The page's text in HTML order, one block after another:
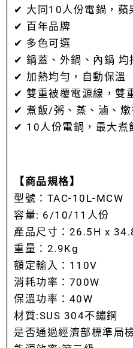
✔ 大同10人份電鍋，蘋
✔ 百年品牌
✔ 多色可選
✔ 鍋蓋、外鍋、內鍋 均
✔ 加熱均勻，自動保溫
✔ 雙重被覆電源線，雙
✔ 煮飯/粥、蒸、滷、燉
✔ 10人份電鍋，最大煮
【商品規格】
型號：TAC-10L-MCW
容量: 6/10/11人份
產品尺寸：26.5H x
重量：2.9Kg
額定輸入：110V
消耗功率：700W
保溫功率：40W
材質:SUS 304不鏽鋼
是否通過經濟部標準局